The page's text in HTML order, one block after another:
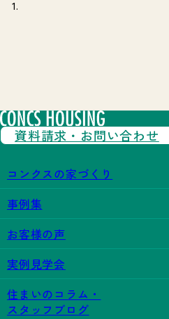
コンクスの家づくり
事例集
お客様の声
実例見学会
住まいのコラム・
スタッフブログ
資料請求・ お問い合わせ